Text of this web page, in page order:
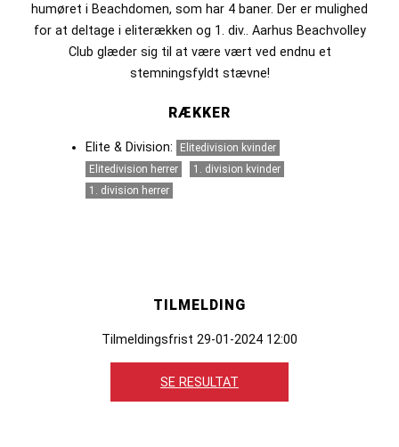
humøret i Beachdomen, som har 4 baner. Der er mulighed
for at deltage i eliterækken og 1. div.. Aarhus Beachvolley
Club glæder sig til at være vært ved endnu et
stemningsfyldt stævne!
RÆKKER
Elite & Division:
Elitedivision kvinder
Elitedivision herrer
1. division kvinder
1. division herrer
TILMELDING
Tilmeldingsfrist 29-01-2024 12:00
SE RESULTAT